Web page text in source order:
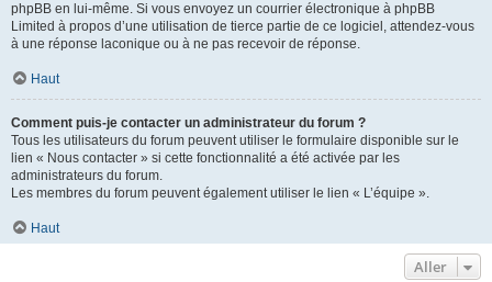
phpBB en lui-même. Si vous envoyez un courrier électronique à phpBB
Limited à propos d’une utilisation de tierce partie de ce logiciel, attendez-vous
à une réponse laconique ou à ne pas recevoir de réponse.
Haut
Comment puis-je contacter un administrateur du forum ?
Tous les utilisateurs du forum peuvent utiliser le formulaire disponible sur le
lien « Nous contacter » si cette fonctionnalité a été activée par les
administrateurs du forum.
Les membres du forum peuvent également utiliser le lien « L’équipe ».
Haut
Aller